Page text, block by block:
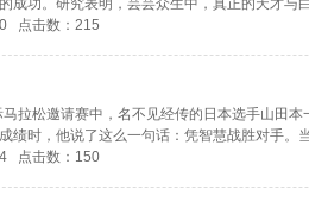
成功。研究表明，芸芸众生中，真正的天才与
点击数：215
拉松邀请赛中，名不见经传的日本选手山田
绩时，他说了这么一句话：凭智慧战胜对手。
点击数：150